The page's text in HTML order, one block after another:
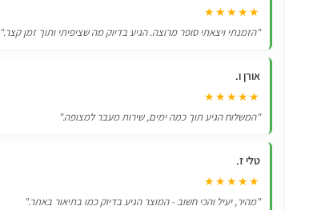
★★★★★
"הזמנתי ויצאתי סופר מרוצה. הגיע בדיוק מה שציפיתי ותוך זמן קצר."
אורן ו.
★★★★★
"המשלוח הגיע תוך כמה ימים, שירות מעבר למצופה."
טלי ז.
★★★★★
"מהיר, יעיל והכי חשוב - המוצר הגיע בדיוק כמו בתיאור באתר."